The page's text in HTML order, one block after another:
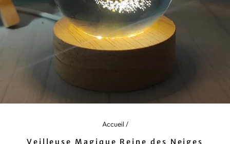
Accueil /
Veilleuse Magique Reine des Neiges